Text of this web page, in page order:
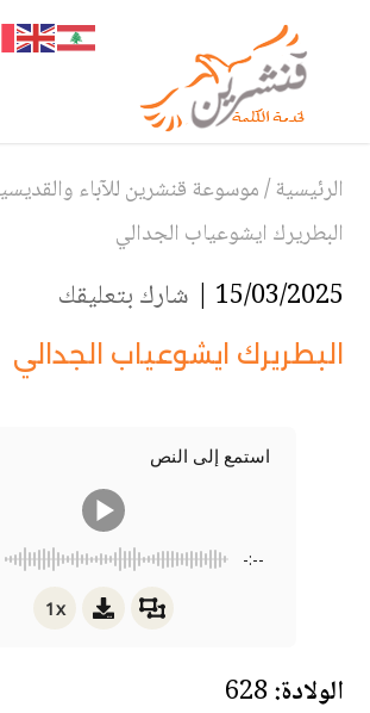
الرئيسية/موسوعة قنشرين للآباء
البطريرك ايشوعياب الجدالي
15/03/2025 | شارك بتعليقك
البطريرك ايشوعياب الجدالي
استمع إلى النص
-:--
1x
الولادة: